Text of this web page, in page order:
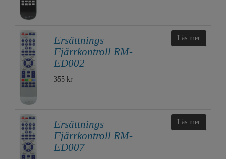
Ersättnings
Fjärrkontroll RM-
ED002
355 kr
Läs mer
Ersättnings
Fjärrkontroll RM-
ED007
Läs mer